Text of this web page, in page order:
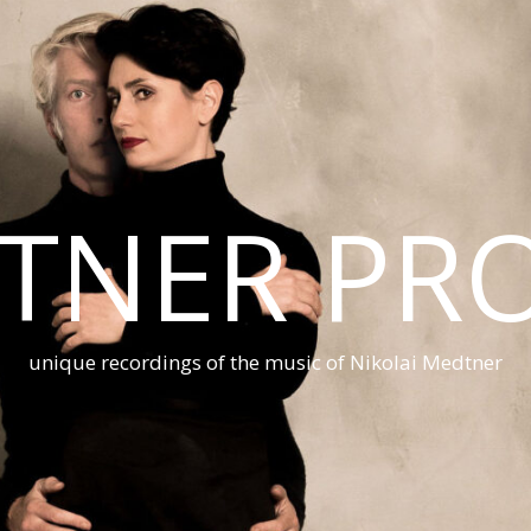
unique recordings of the music of Nikolai Medtner